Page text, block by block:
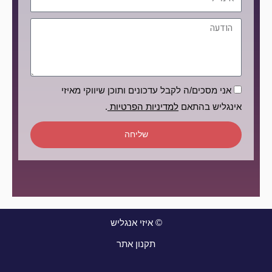
הודעה
הסכמה
אני מסכים/ה לקבל עדכונים ותוכן שיווקי מאיזי
אינגליש בהתאם למדיניות הפרטיות .
שליחה
© איזי אנגליש
תקנון אתר